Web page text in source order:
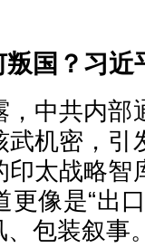
国？习近
中共内部
机密，引
太战略智
像是“出
包装叙事